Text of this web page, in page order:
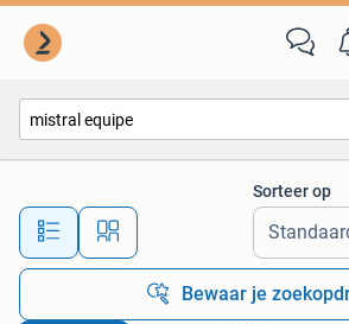
Alle afstanden…
Sorteer op
Bewaar je